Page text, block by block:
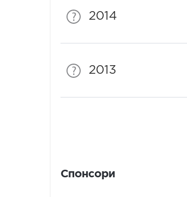
2014
2013
Спонсори